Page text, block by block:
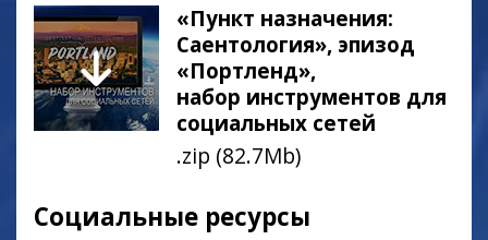
«Пункт назначения:
Саентология», эпизод
«Портленд»,
набор инструментов для
социальных сетей
.zip (82.7Mb)
Социальные ресурсы